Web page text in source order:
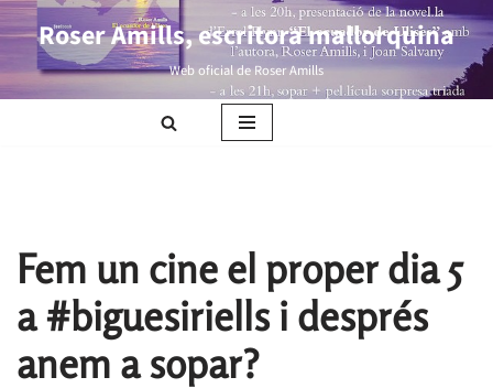
Saltar
al
Roser Amills, escritora mallorquina
Web oficial de Roser Amills
Fem un cine el proper dia 5
a #biguesiriells i després
anem a sopar?